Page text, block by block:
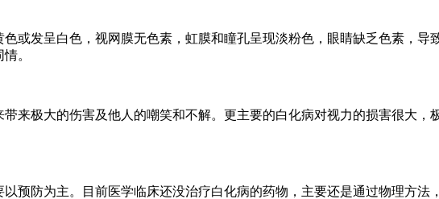
发呈白色，视网膜无色素，虹膜和瞳孔呈现淡粉色，眼睛缺乏色素，导
。
极大的伤害及他人的嘲笑和不解。更主要的白化病对视力的损害很大，
防为主。目前医学临床还没治疗白化病的药物，主要还是通过物理方法